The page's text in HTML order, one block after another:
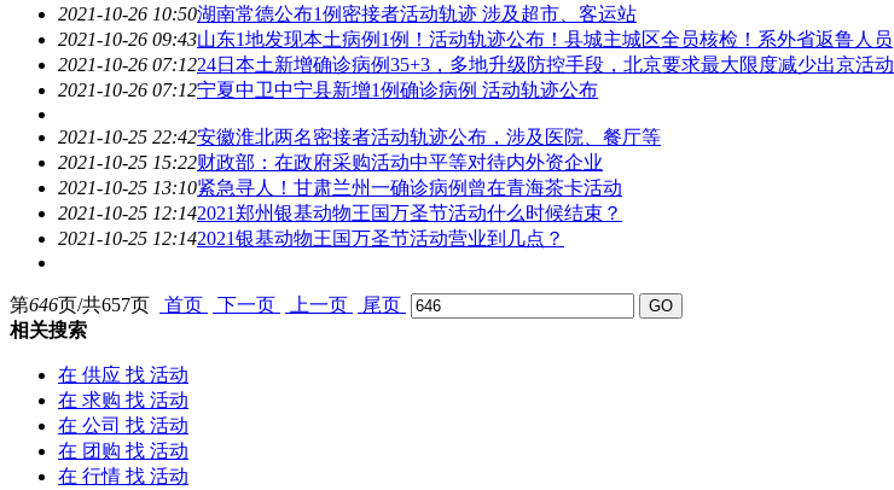
2021-10-26 10:50湖南常德公布1例密接者活动轨迹 涉及超市、客运站
2021-10-26 09:43山东1地发现本土病例1例！ 活动轨迹公布！县城主城区全员核检！系外省返鲁人员
2021-10-26 07:1224日本土新增确诊病例35+3，多地升级防控手段，北京要求最大限度减少出京活动
2021-10-26 07:12宁夏中卫中宁县新增1例确诊病例 活动轨迹公布
2021-10-25 22:42安徽淮北两名密接者活动轨迹公布，涉及医院、餐厅等
2021-10-25 15:22财政部：在政府采购活动中平等对待内外资企业
2021-10-25 13:10紧急寻人！甘肃兰州一确诊病例曾在青海茶卡活动
2021-10-25 12:142021郑州银基动物王国万圣节活动什么时候结束？
2021-10-25 12:142021银基动物王国万圣节活动营业到几点？
第646页/共657页 首页 下一页 上一页
尾页
相关搜索
在 供应 找 活动
在 求购 找 活动
在 公司 找 活动
在 团购 找 活动
在 行情 找 活动